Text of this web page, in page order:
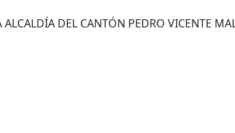
DEL CANTÓN PEDRO VICENTE